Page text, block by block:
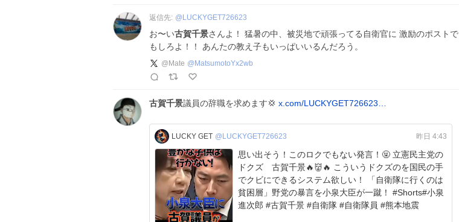
返信先: @ LUCKYGET726623
お〜い古賀千景さんよ！ 猛暑の中、被災地で頑張ってる自衛官に 激励のポストで
もしろよ！！ あんたの教え子もいっぱいいるんだろう。
@Mate @ MatsumotoYx2wb
古賀千景議員の辞職を求めます💢 x.com/LUCKYGET726623…
LUCKY GET @LUCKYGET726623 昨日 4:43
思い出そう！このロクでもない発言！🤬 立憲民主党の
ドクズ 古賀千景🔥👹🔥 こういうドクズのを国民の手
でクビにできるシステム欲しい！ 「自衛隊に行くのは
貧困層」野党の暴言を小泉大臣が一蹴！ #Shorts#小泉
進次郎 #古賀千景 #自衛隊 #自衛隊員 #熊本地震